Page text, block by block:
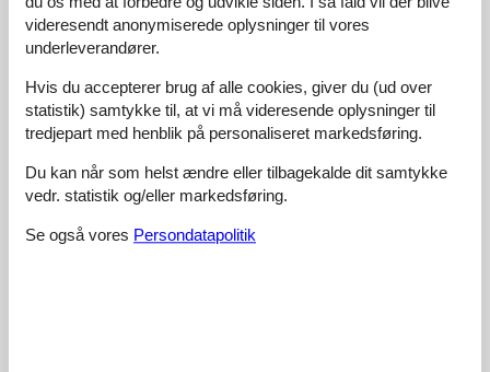
Vores gæsteanmeldelserEksterne anmeldelser
5,0
Sidste vurdering fra d. 26-04-2026
5
4
1
videresendt anonymiserede oplysninger til vores
underleverandører.
Hvis du accepterer brug af alle cookies, giver du (ud over
statistik) samtykke til, at vi må videresende oplysninger til
tredjepart med henblik på personaliseret markedsføring.
Du kan når som helst ændre eller tilbagekalde dit samtykke
vedr. statistik og/eller markedsføring.
Se også vores Persondatapolitik